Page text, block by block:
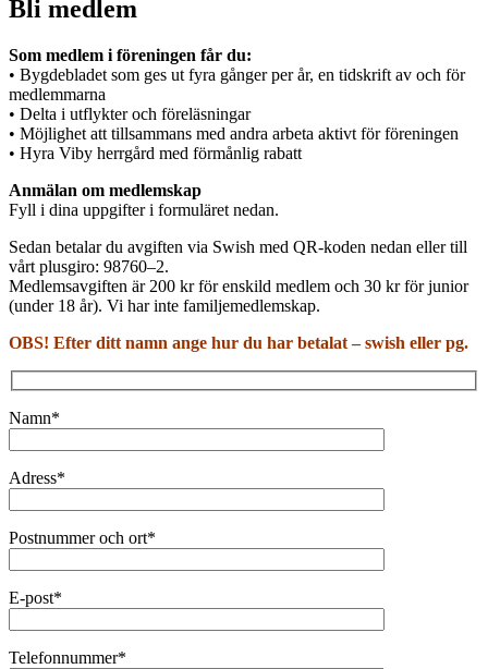
Bli medlem
Som medlem i föreningen får du:
• Bygdebladet som ges ut fyra gånger per år, en tidskrift av och för
medlemmarna
• Delta i utflykter och föreläsningar
• Möjlighet att tillsammans med andra arbeta aktivt för föreningen
• Hyra Viby herrgård med förmånlig rabatt
Anmälan om medlemskap
Fyll i dina uppgifter i formuläret nedan.
Sedan betalar du avgiften via Swish med QR-koden nedan eller till
vårt plusgiro: 98760–2.
Medlemsavgiften är 200 kr för enskild medlem och 30 kr för junior
(under 18 år). Vi har inte familjemedlemskap.
OBS! Efter ditt namn ange hur du har betalat – swish eller pg.
Namn*
Adress*
Postnummer och ort*
E-post*
Telefonnummer*